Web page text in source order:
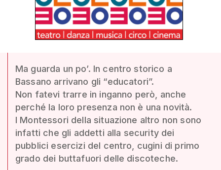
Ma guarda un po’. In centro storico a
Bassano arrivano gli “educatori”.
Non fatevi trarre in inganno però, anche
perché la loro presenza non è una novità.
I Montessori della situazione altro non sono
infatti che gli addetti alla security dei
pubblici esercizi del centro, cugini di primo
grado dei buttafuori delle discoteche.